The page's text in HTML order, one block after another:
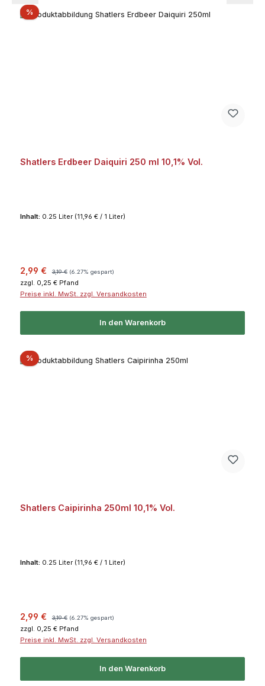
%Rabatt
Shatlers Erdbeer Daiquiri 250 ml 10,1% Vol.
Inhalt: 0.25 Liter (11,96 € / 1 Liter)
Verkaufspreis:
2,99 € 3,19 € (6.27% gespart)
zzgl. 0,25 € Pfand
Preise inkl. MwSt. zzgl. Versandkosten
In den Warenkorb
%Rabatt
Shatlers Caipirinha 250ml 10,1% Vol.
Inhalt: 0.25 Liter (11,96 € / 1 Liter)
Verkaufspreis:
2,99 € 3,19 € (6.27% gespart)
zzgl. 0,25 € Pfand
Preise inkl. MwSt. zzgl. Versandkosten
In den Warenkorb